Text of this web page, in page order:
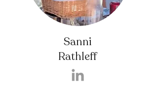
Sanni
Rathleff